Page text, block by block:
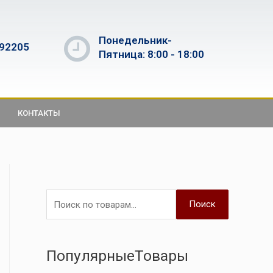
Понедельник-
Пятница: 8:00 - 18:00
КОНТАКТЫ
Поиск
ПопулярныеТовары